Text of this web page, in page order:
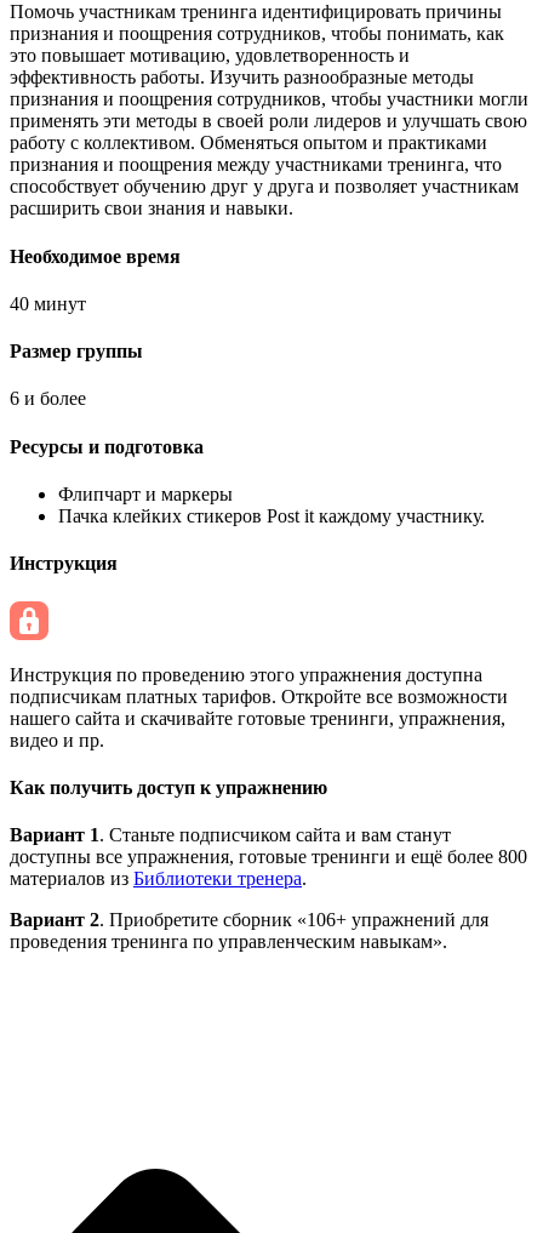
Помочь участникам тренинга идентифицировать причины
признания и поощрения сотрудников, чтобы понимать, как
это повышает мотивацию, удовлетворенность и
эффективность работы. Изучить разнообразные методы
признания и поощрения сотрудников, чтобы участники могли
применять эти методы в своей роли лидеров и улучшать свою
работу с коллективом. Обменяться опытом и практиками
признания и поощрения между участниками тренинга, что
способствует обучению друг у друга и позволяет участникам
расширить свои знания и навыки.
Необходимое время
40 минут
Размер группы
6 и более
Ресурсы и подготовка
Флипчарт и маркеры
Пачка клейких стикеров Post it каждому участнику.
Инструкция
Инструкция по проведению этого упражнения доступна
подписчикам платных тарифов. Откройте все возможности
нашего сайта и скачивайте готовые тренинги, упражнения,
видео и пр.
Как получить доступ к упражнению
Вариант 1. Станьте подписчиком сайта и вам станут
доступны все упражнения, готовые тренинги и ещё более 800
материалов из Библиотеки тренера.
Вариант 2. Приобретите сборник «106+ упражнений для
проведения тренинга по управленческим навыкам».